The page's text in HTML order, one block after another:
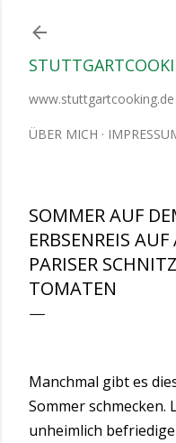
www.stuttgartcooking.de
ÜBER MICH
SOMMER AUF
ERBSENREIS
PARISER
TOMATEN
Manchmal gibt es
Sommer
unheimlich